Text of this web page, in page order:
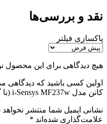
نقد و بررسی‌ها
پاکسازی فیلتر
هیچ دیدگاهی برای این محصول
اولین کسی باشید که دیدگاهی
کانن مدل i-Sensys MF237w (با گوشی)”
نشانی ایمیل شما منتشر
علامت‌گذاری شده‌اند *